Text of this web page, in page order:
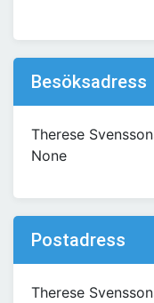
Besöksadress
Therese
None
Postadress
Therese